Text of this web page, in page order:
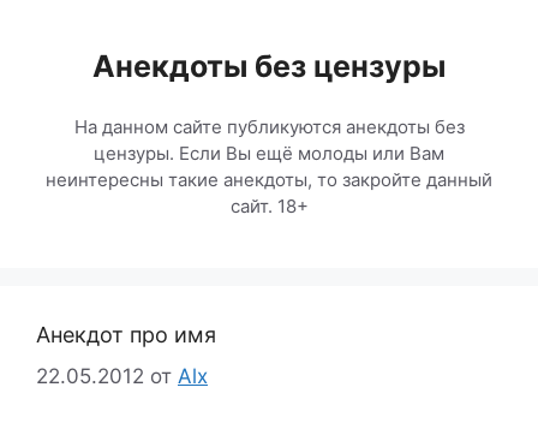
содержимомуАнекдоты без цензуры
На данном сайте публикуются анекдоты без
цензуры. Если Вы ещё молоды или Вам
неинтересны такие анекдоты, то закройте данный
сайт. 18+
Анекдот про имя
22.05.2012 от Alx